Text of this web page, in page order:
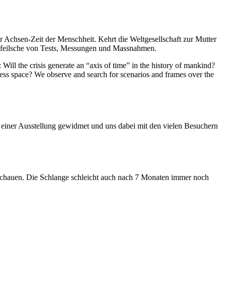
Zeit der Menschheit. Kehrt die Weltgesellschaft zur Mutter
von Tests, Messungen und Massnahmen.
the crisis generate an “axis of time” in the history of mankind?
space? We observe and search for scenarios and frames over the
Ausstellung gewidmet und uns dabei mit den vielen Besuchern
Die Schlange schleicht auch nach 7 Monaten immer noch